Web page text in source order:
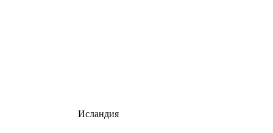
Исландия